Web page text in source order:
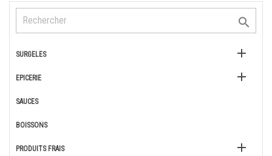

SURGELES 
EPICERIE 
SAUCES
BOISSONS
PRODUITS FRAIS 